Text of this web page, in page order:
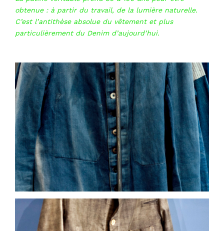
obtenue : à partir du travail, de la lumière naturelle.
C’est l’antithèse absolue du vêtement et plus
particulièrement du Denim d’aujourd’hui.